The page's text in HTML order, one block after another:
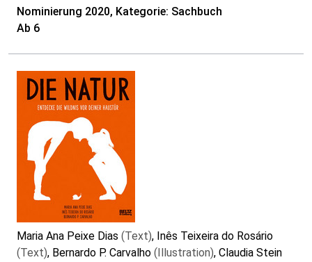
Nominierung 2020, Kategorie: Sachbuch
Ab 6
Maria Ana Peixe Dias (Text), Inês Teixeira do Rosário
(Text), Bernardo P. Carvalho (Illustration), Claudia Stein